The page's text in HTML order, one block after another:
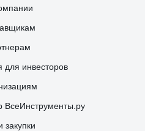
инвесторов
ВсеИнструменты.ру
закупки